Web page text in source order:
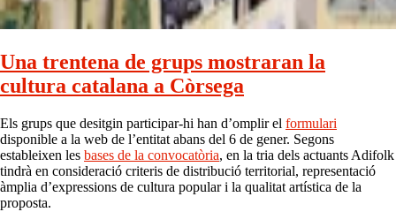
Una trentena de grups mostraran la
cultura catalana a Còrsega
Els grups que desitgin participar-hi han d’omplir el formulari
disponible a la web de l’entitat abans del 6 de gener. Segons
estableixen les bases de la convocatòria, en la tria dels actuants Adifolk
tindrà en consideració criteris de distribució territorial, representació
àmplia d’expressions de cultura popular i la qualitat artística de la
proposta.